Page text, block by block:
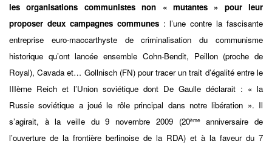
les organisations communistes non « mutantes » pour leur
proposer deux campagnes communes : l’une contre la fascisante
entreprise euro-maccarthyste de criminalisation du communisme
historique qu’ont lancée ensemble Cohn-Bendit, Peillon (proche de
Royal), Cavada et… Gollnisch (FN) pour tracer un trait d’égalité entre le
IIIème Reich et l’Union soviétique dont De Gaulle déclarait : « la
Russie soviétique a joué le rôle principal dans notre libération ». Il
s’agirait, à la veille du 9 novembre 2009 (20èmeanniversaire de
l’ouverture de la frontière berlinoise de la RDA) et à la faveur du 7